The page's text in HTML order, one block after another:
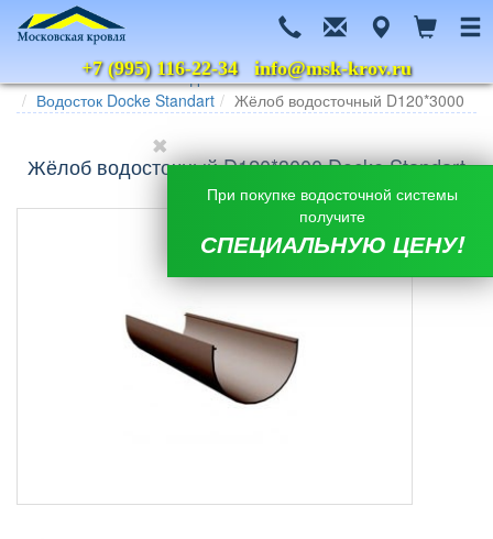
+7 (995) 116-22-34info@msk-krov.ru
Главная Каталог Водосточные системы
Docke
Водосток Docke Standart
Жёлоб водосточный D120*3000
Жёлоб водосточный D120*3000 Docke Standart
При покупке водосточной системы
получите
СПЕЦИАЛЬНУЮ ЦЕНУ!